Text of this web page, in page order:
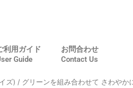
利用ガイド
Guide
お問合わせ
Contact Us
ズ) / グリーンを組み合わせて さわやか